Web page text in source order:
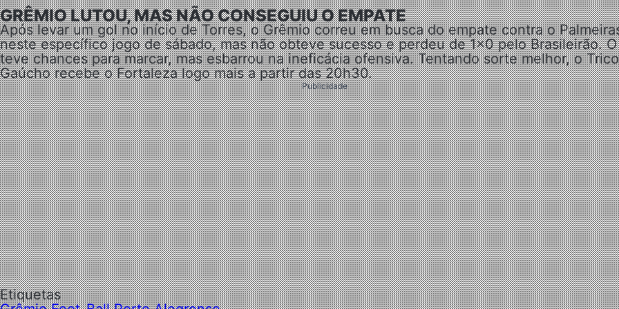
GRÊMIO LUTOU, MAS NÃO CONSEGUIU O EMPATE
Após levar um gol no início de Torres, o Grêmio correu em busca do empate contra o
neste específico jogo de sábado, mas não obteve sucesso e perdeu de 1×0 pelo Brasileirão.
teve chances para marcar, mas esbarrou na ineficácia ofensiva. Tentando sorte melhor, o
Gaúcho recebe o Fortaleza logo mais a partir das 20h30.
Publicidade
Etiquetas